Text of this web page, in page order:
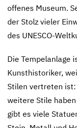
offenes Museum.
der Stolz vieler
des UNESCO-
Die Tempelanlage
Kunsthistoriker,
Stilen vertreten ist:
weitere Stile
gibt es viele